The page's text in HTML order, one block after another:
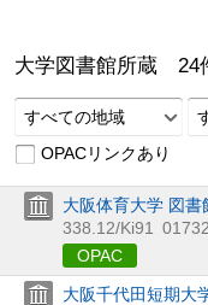
大学図書館所蔵 24
すべての地域
OPACリンクあり
大阪体育大学 図書
338.12/Ki91
OPAC
大阪千代田短期大